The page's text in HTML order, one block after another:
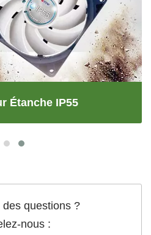
Étanche IP55
questions ?
nous :